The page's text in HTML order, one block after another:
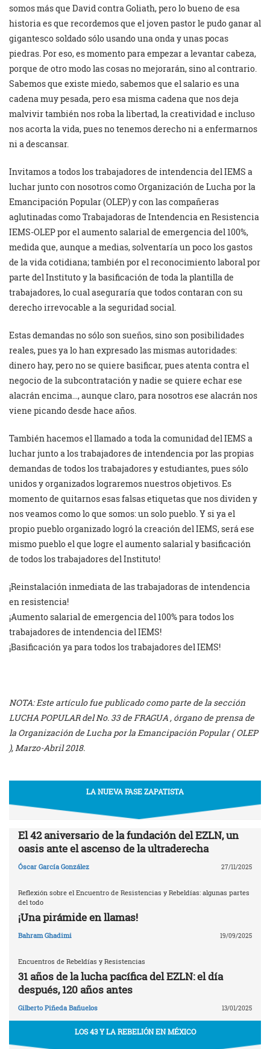
somos más que David contra Goliath, pero lo bueno de esa
historia es que recordemos que el joven pastor le pudo ganar al
gigantesco soldado sólo usando una onda y unas pocas
piedras. Por eso, es momento para empezar a levantar cabeza,
porque de otro modo las cosas no mejorarán, sino al contrario.
Sabemos que existe miedo, sabemos que el salario es una
cadena muy pesada, pero esa misma cadena que nos deja
malvivir también nos roba la libertad, la creatividad e incluso
nos acorta la vida, pues no tenemos derecho ni a enfermarnos
ni a descansar.
Invitamos a todos los trabajadores de intendencia del IEMS a
luchar junto con nosotros como Organización de Lucha por la
Emancipación Popular (OLEP) y con las compañeras
aglutinadas como Trabajadoras de Intendencia en Resistencia
IEMS-OLEP por el aumento salarial de emergencia del 100%,
medida que, aunque a medias, solventaría un poco los gastos
de la vida cotidiana; también por el reconocimiento laboral por
parte del Instituto y la basificación de toda la plantilla de
trabajadores, lo cual aseguraría que todos contaran con su
derecho irrevocable a la seguridad social.
Estas demandas no sólo son sueños, sino son posibilidades
reales, pues ya lo han expresado las mismas autoridades:
dinero hay, pero no se quiere basificar, pues atenta contra el
negocio de la subcontratación y nadie se quiere echar ese
alacrán encima…, aunque claro, para nosotros ese alacrán nos
viene picando desde hace años.
También hacemos el llamado a toda la comunidad del IEMS a
luchar junto a los trabajadores de intendencia por las propias
demandas de todos los trabajadores y estudiantes, pues sólo
unidos y organizados lograremos nuestros objetivos. Es
momento de quitarnos esas falsas etiquetas que nos dividen y
nos veamos como lo que somos: un solo pueblo. Y si ya el
propio pueblo organizado logró la creación del IEMS, será ese
mismo pueblo el que logre el aumento salarial y basificación
de todos los trabajadores del Instituto!
¡Reinstalación inmediata de las trabajadoras de intendencia
en resistencia!
¡Aumento salarial de emergencia del 100% para todos los
trabajadores de intendencia del IEMS!
¡Basificación ya para todos los trabajadores del IEMS!
NOTA: Este artículo fue publicado como parte de la sección
LUCHA POPULAR del No. 33 de FRAGUA , órgano de prensa de
la Organización de Lucha por la Emancipación Popular ( OLEP
), Marzo-Abril 2018.
LA NUEVA FASE ZAPATISTA
El 42 aniversario de la fundación del EZLN, un
oasis ante el ascenso de la ultraderecha
Óscar García González 27/11/2025
Reflexión sobre el Encuentro de Resistencias y Rebeldías: algunas partes
del todo
¡Una pirámide en llamas!
Bahram Ghadimi 19/09/2025
Encuentros de Rebeldías y Resistencias
31 años de la lucha pacífica del EZLN: el día
después, 120 años antes
Gilberto Piñeda Bañuelos 13/01/2025
LOS 43 Y LA REBELIÓN EN MÉXICO